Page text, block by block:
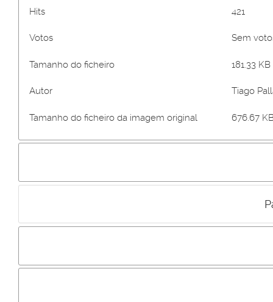
Hits 421
Votos Sem
Tamanho do ficheiro 181.33
Autor Tiago
Tamanho do ficheiro da imagem original 676.67
Incluir imagem :
Os